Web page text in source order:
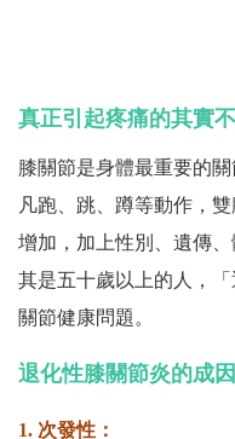
真正引起疼痛的其實
膝關節是身體最重要的
凡跑、跳、蹲等動作，
增加，加上性別、遺傳
其是五十歲以上的人，
關節健康問題。
退化性膝關節炎的成因
1. 次發性：